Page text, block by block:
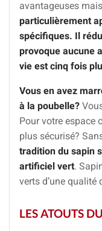
avantageuses mais
particulièrement
spécifiques. Il
provoque aucune
vie est cinq fois
Vous en avez
à la poubelle?
Pour votre espace
plus sécurisé?
tradition du sapin
artificiel vert.
verts d’une qualité
LES ATOUTS